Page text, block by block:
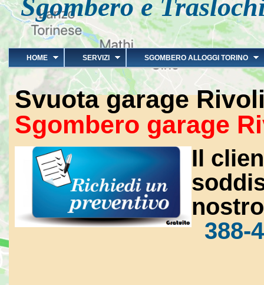
Sgombero e
HOME SERVIZI SGOMBERO ALLOGGI TORINO
Svuota garage
Sgombero garage
Il
388-